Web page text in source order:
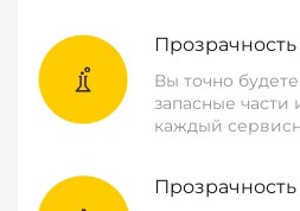
Прозрачность
Вы точно
запасные части
каждый